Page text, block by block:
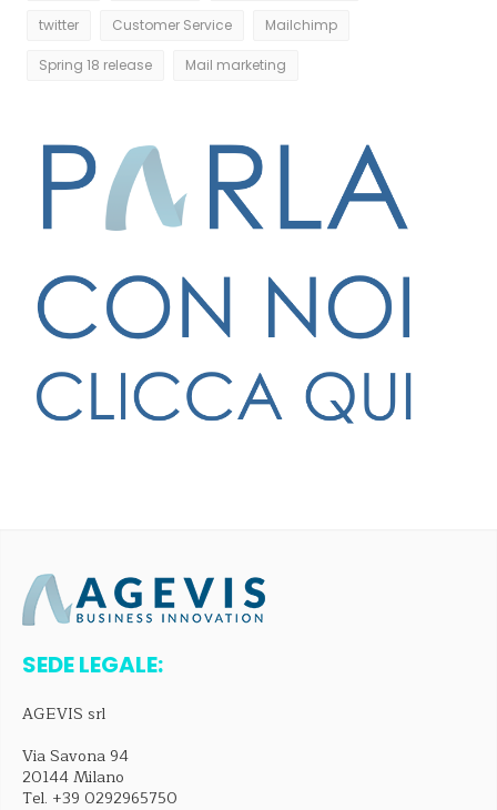
twitter Customer Service Mailchimp
Spring 18 release Mail marketing
SEDE LEGALE:
AGEVIS srl
Via Savona 94
20144 Milano
Tel. +39 0292965750